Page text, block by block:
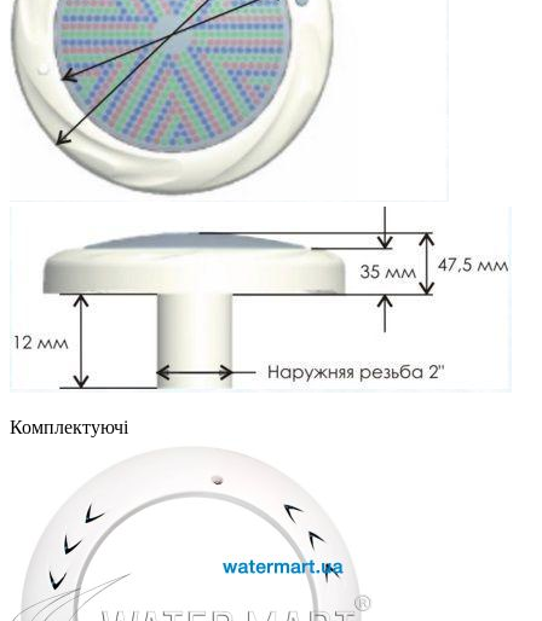
Комплектуючі